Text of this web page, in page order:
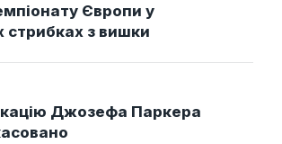
Європи у
стрибках з вишки
Джозефа Паркера